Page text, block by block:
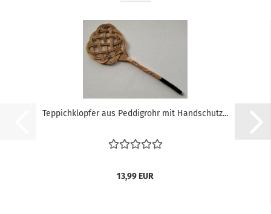
Teppichklopfer aus Peddigrohr mit Handschutz...
13,99 EUR